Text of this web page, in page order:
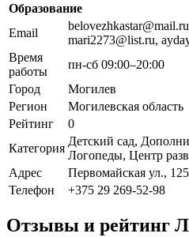
Образование
Email
mari2273@list.ru,
Время
работы
пн-сб 09:00–20:00
Город
Могилев
Регион
Могилевская область
Рейтинг
0
Категория
Детский сад,
Логопеды, Центр
Адрес
Первомайская ул.,
Телефон
+375 29 269-52-98
Отзывы и рейтинг